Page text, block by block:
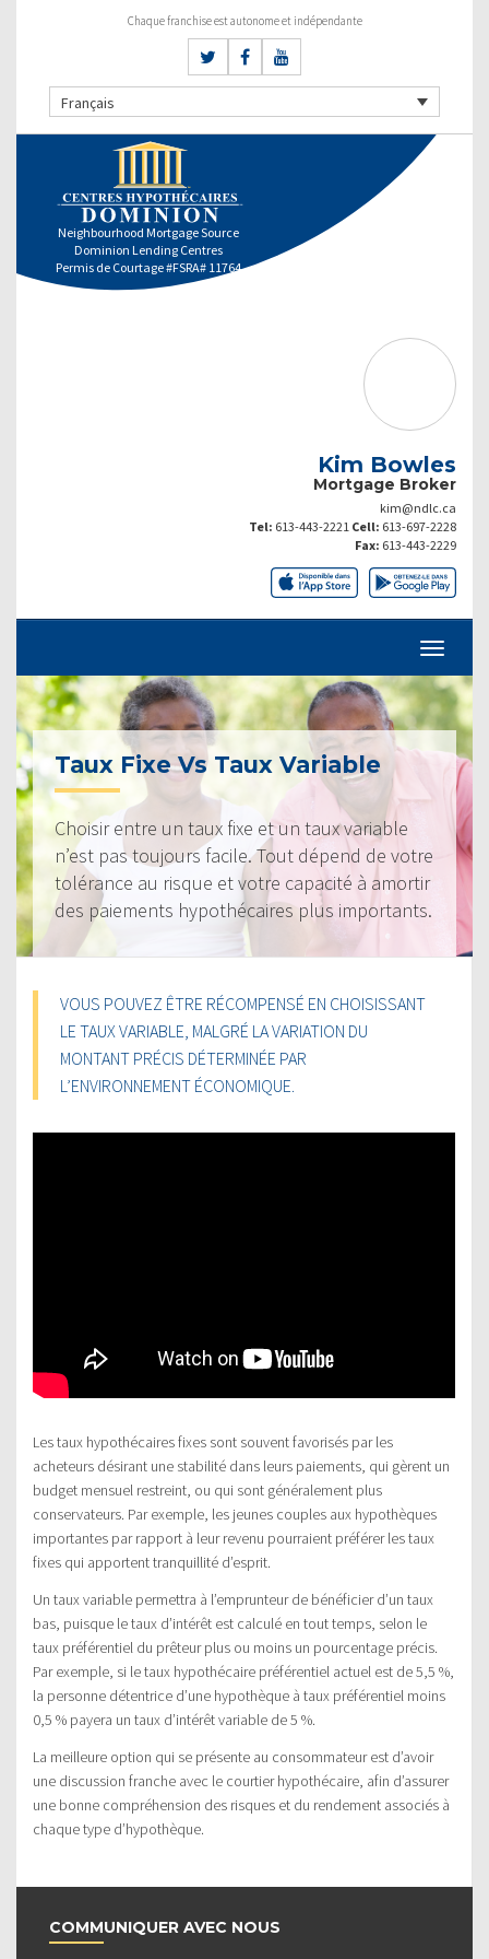
Chaque franchise est autonome et indépendante
Français
Neighbourhood Mortgage Source
Dominion Lending Centres
Permis de Courtage #FSRA# 11764
Kim Bowles
Mortgage Broker
kim@ndlc.ca
Tel: 613-443-2221 Cell: 613-697-2228
Fax: 613-443-2229
Taux Fixe Vs Taux Variable
Choisir entre un taux fixe et un taux variable
n’est pas toujours facile. Tout dépend de votre
tolérance au risque et votre capacité à amortir
des paiements hypothécaires plus importants.
VOUS POUVEZ ÊTRE RÉCOMPENSÉ EN CHOISISSANT
LE TAUX VARIABLE, MALGRÉ LA VARIATION DU
MONTANT PRÉCIS DÉTERMINÉE PAR
L’ENVIRONNEMENT ÉCONOMIQUE.
Les taux hypothécaires fixes sont souvent favorisés par les
acheteurs désirant une stabilité dans leurs paiements, qui gèrent un
budget mensuel restreint, ou qui sont généralement plus
conservateurs. Par exemple, les jeunes couples aux hypothèques
importantes par rapport à leur revenu pourraient préférer les taux
fixes qui apportent tranquillité d’esprit.
Un taux variable permettra à l’emprunteur de bénéficier d’un taux
bas, puisque le taux d’intérêt est calculé en tout temps, selon le
taux préférentiel du prêteur plus ou moins un pourcentage précis.
Par exemple, si le taux hypothécaire préférentiel actuel est de 5,5 %,
la personne détentrice d’une hypothèque à taux préférentiel moins
0,5 % payera un taux d’intérêt variable de 5 %.
La meilleure option qui se présente au consommateur est d’avoir
une discussion franche avec le courtier hypothécaire, afin d’assurer
une bonne compréhension des risques et du rendement associés à
chaque type d’hypothèque.
COMMUNIQUER AVEC NOUS